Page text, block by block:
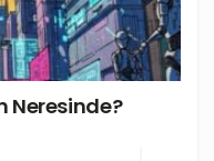
Neresinde?